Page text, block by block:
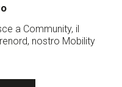
a Community, il
nostro Mobility